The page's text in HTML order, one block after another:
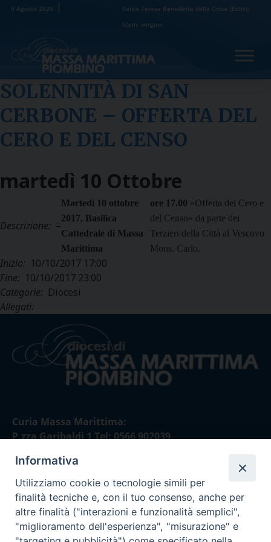
Skip9 Agosto 2026
Santa Teresa Benedetta della Croce (Edith)
Stein, vergine
SOLENNITÀ DI SAN
CERBONE – OFFERTA DEL
CERO E DEL CENSO
martedì 10 Ottobre
Descrizione: –
Martedì 10 ottobre
2017, Basilica
Cattedrale di Massa
Marittima
ore 17.00 «Offerta del Cero e
del Censo» da parte dei
Terzieri della Città al Vescovo
Mons. Carlo.
Inizio: 10/10/2017 17:00
Fine: 10/10/2017 23:00
Categorie: Diocesi
Allegati:
Curia Massa Marittima:
P.zza Garibaldi 1 Tel: 0566 902039
Curia Piombino:
Via Don Minzoni,58/A Tel e Fax: 0565 32036
E-mail:
curia@diocesimassamarittima.it
Informativa
Utilizziamo cookie o tecnologie simili per
finalità tecniche e, con il tuo consenso, anche per
altre finalità ("interazioni e funzionalità semplici",
"miglioramento dell'esperienza", "misurazione" e